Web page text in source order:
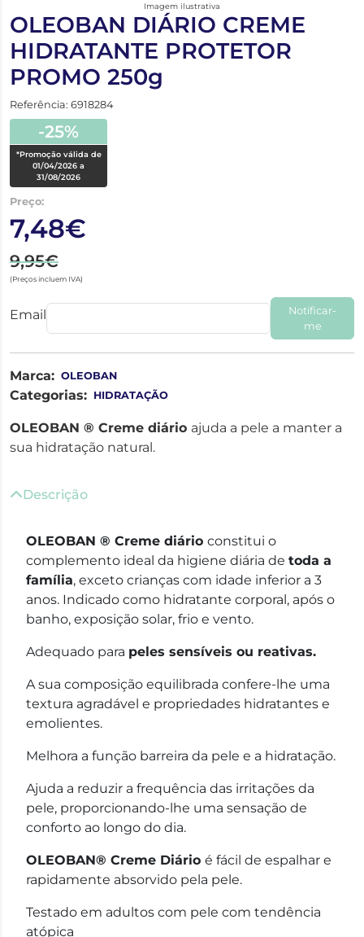
Imagem ilustrativa
OLEOBAN DIÁRIO CREME
HIDRATANTE PROTETOR
PROMO 250g
Referência: 6918284
-25%
*Promoção válida de
01/04/2026 a
31/08/2026
Preço:
7,48€
9,95€
(Preços incluem IVA)
Email
Notificar-
me
Marca: OLEOBAN
Categorias: HIDRATAÇÃO
OLEOBAN ® Creme diário ajuda a pele a manter a
sua hidratação natural.
Descrição
OLEOBAN ® Creme diário constitui o
complemento ideal da higiene diária de toda a
família, exceto crianças com idade inferior a 3
anos. Indicado como hidratante corporal, após o
banho, exposição solar, frio e vento.
Adequado para peles sensíveis ou reativas.
A sua composição equilibrada confere-lhe uma
textura agradável e propriedades hidratantes e
emolientes.
Melhora a função barreira da pele e a hidratação.
Ajuda a reduzir a frequência das irritações da
pele, proporcionando-lhe uma sensação de
conforto ao longo do dia.
OLEOBAN® Creme Diário é fácil de espalhar e
rapidamente absorvido pela pele.
Testado em adultos com pele com tendência
atópica